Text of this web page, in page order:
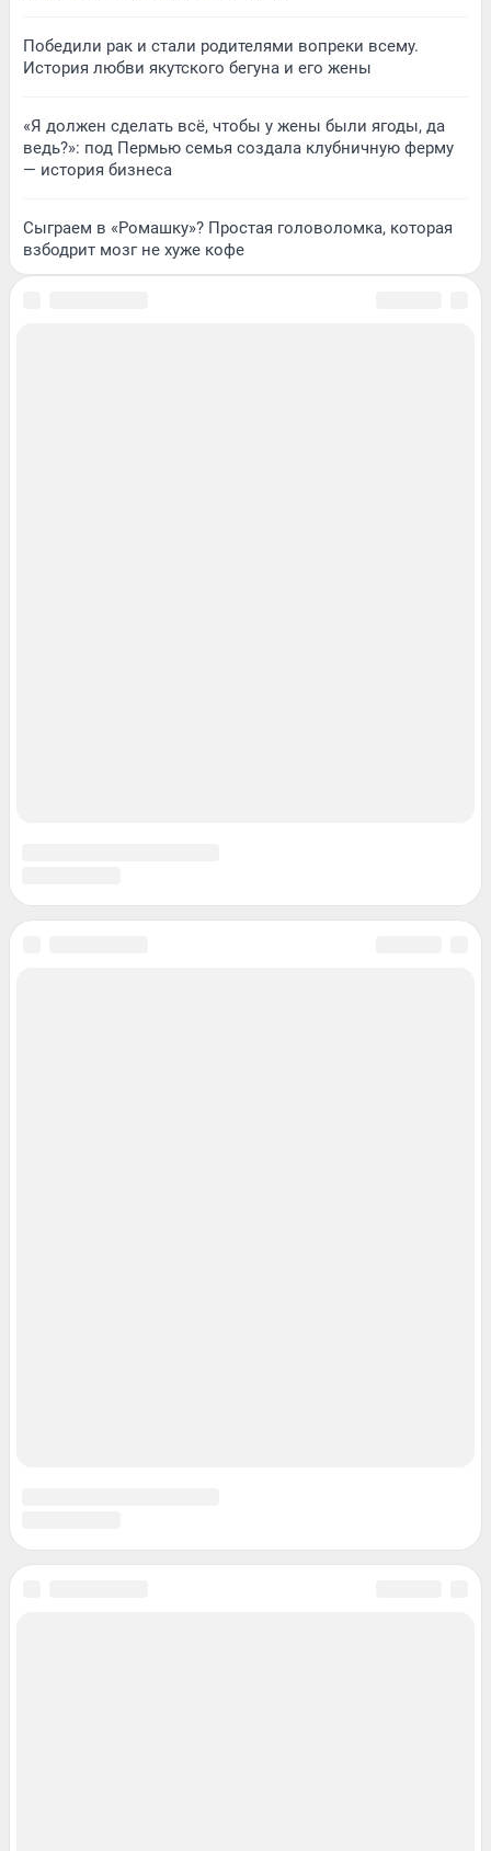
Победили рак и стали родителями вопреки всему.
История любви якутского бегуна и его жены
«Я должен сделать всё, чтобы у жены были ягоды, да
ведь?»: под Пермью семья создала клубничную ферму
— история бизнеса
Сыграем в «Ромашку»? Простая головоломка, которая
взбодрит мозг не хуже кофе